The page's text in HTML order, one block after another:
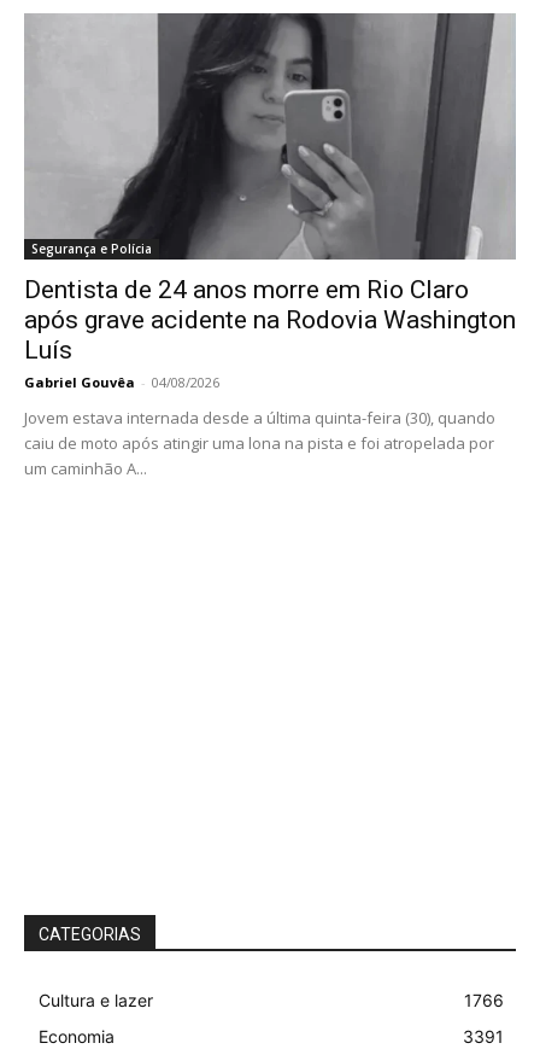
Segurança e Polícia
Dentista de 24 anos morre em Rio Claro
após grave acidente na Rodovia Washington
Luís
Gabriel Gouvêa - 04/08/2026
Jovem estava internada desde a última quinta-feira (30), quando
caiu de moto após atingir uma lona na pista e foi atropelada por
um caminhão A...
CATEGORIAS
Cultura e lazer
1766
Economia
3391